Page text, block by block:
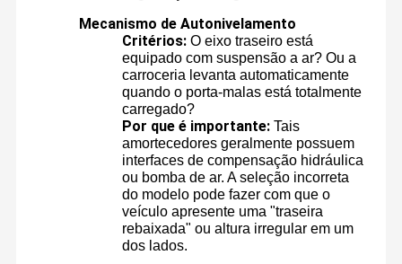
Mecanismo de Autonivelamento
Critérios: O eixo traseiro está
equipado com suspensão a ar? Ou a
carroceria levanta automaticamente
quando o porta-malas está totalmente
carregado?
Por que é importante: Tais
amortecedores geralmente possuem
interfaces de compensação hidráulica
ou bomba de ar. A seleção incorreta
do modelo pode fazer com que o
veículo apresente uma "traseira
rebaixada" ou altura irregular em um
dos lados.